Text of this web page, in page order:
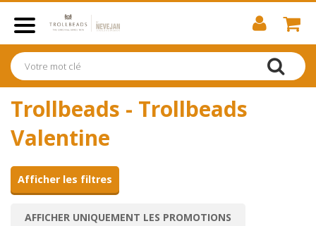
Trollbeads - Trollbeads
Valentine
Afficher les filtres
AFFICHER UNIQUEMENT LES PROMOTIONS